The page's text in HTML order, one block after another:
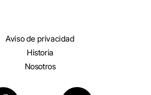
Aviso de privacidad
Historia
Nosotros